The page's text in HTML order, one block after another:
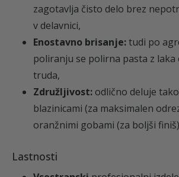
zagotavlja čisto delo brez
v delavnici,
Enostavno brisanje:tudi po
poliranju se polirna pasta z
truda,
Združljivost: odlično deluje
blazinicami (za maksimalen
oranžnimi gobami (za boljši
Lastnosti